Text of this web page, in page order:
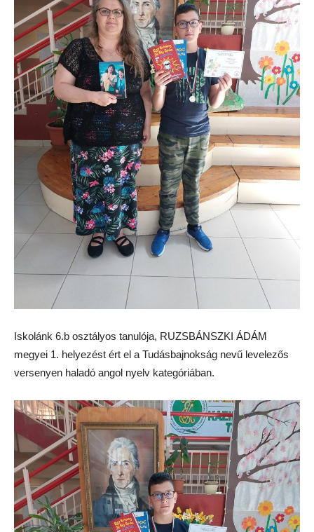
Iskolánk 6.b osztályos tanulója, RUZSBÁNSZKI ÁDÁM
megyei 1. helyezést ért el a Tudásbajnokság nevű levelezős
versenyen haladó angol nyelv kategóriában.